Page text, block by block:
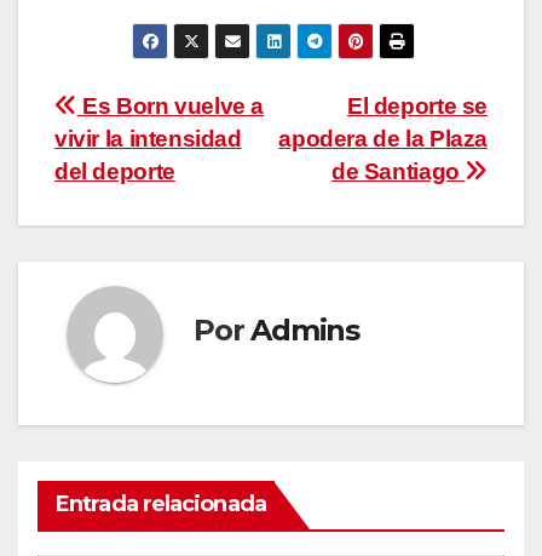
Navegación
de
entradas
El deporte se
apodera de la Plaza
de Santiago
Es Born vuelve a
vivir la intensidad
del deporte
PorAdmins
Entrada relacionada